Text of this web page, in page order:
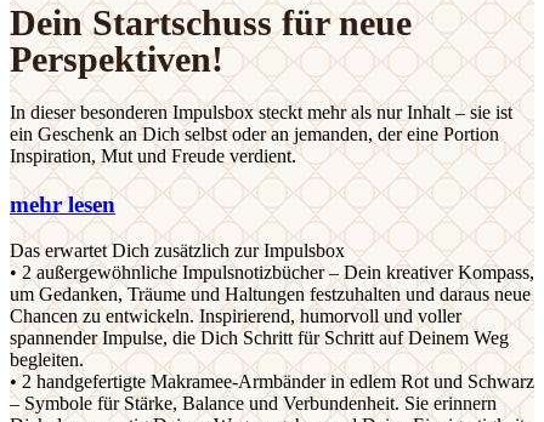
Dein Startschuss für neue
Perspektiven!
In dieser besonderen Impulsbox steckt mehr als nur Inhalt – sie ist
ein Geschenk an Dich selbst oder an jemanden, der eine Portion
Inspiration, Mut und Freude verdient.
mehr lesen
Das erwartet Dich zusätzlich zur Impulsbox
• 2 außergewöhnliche Impulsnotizbücher – Dein kreativer Kompass,
um Gedanken, Träume und Haltungen festzuhalten und daraus neue
Chancen zu entwickeln. Inspirierend, humorvoll und voller
spannender Impulse, die Dich Schritt für Schritt auf Deinem Weg
begleiten.
• 2 handgefertigte Makramee-Armbänder in edlem Rot und Schwarz
– Symbole für Stärke, Balance und Verbundenheit. Sie erinnern